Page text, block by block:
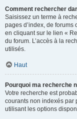
Comment rechercher
Saisissez un terme à
pages d’index, de
en cliquant sur le lien «
du forum. L’accès à la
utilisés.
Haut
Pourquoi ma recherche
Votre recherche est
courants non indexés par
utilisant les options